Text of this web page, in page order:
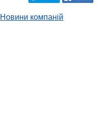
Новини компаній